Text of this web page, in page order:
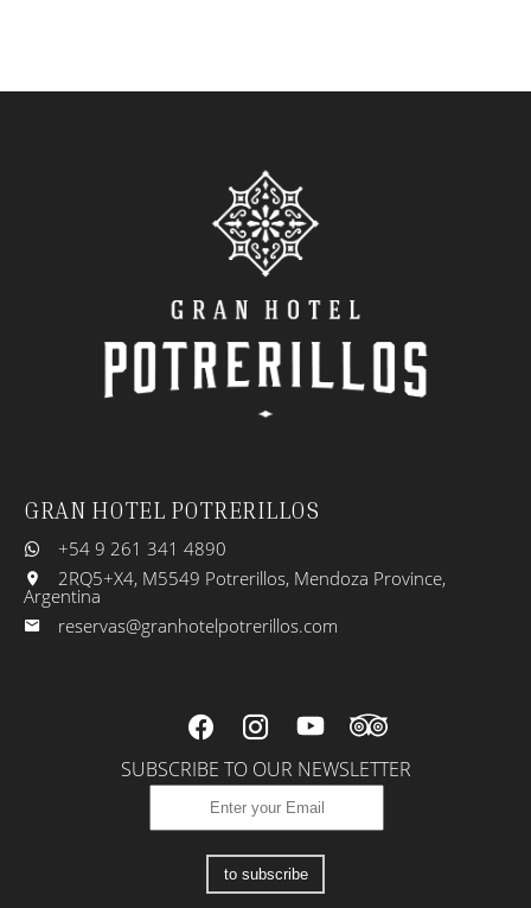
GRAN HOTEL POTRERILLOS
+54 9 261 341 4890
2RQ5+X4, M5549 Potrerillos, Mendoza Province,
Argentina
reservas@granhotelpotrerillos.com
SUBSCRIBE TO OUR NEWSLETTER
to subscribe